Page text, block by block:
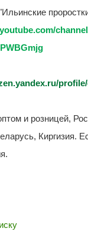
и розницей,
Киргизия.